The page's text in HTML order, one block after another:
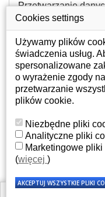
JAK WYBRAĆ
DO LAPTOPA
Odpowiedni
konkretnego
oznaczenie
na spodzie
obudowie
Przetwarzanie
osobowych
Gdzie nas
Twoje konto
Twoje konto
Dane osobowe
Adresy
Historia zamówień
Cookies settings
Używamy plików
świadczenia usług.
spersonalizowane
o wyrażenie zgody na
przetwarzanie
plików cookie.
Niezbędne pliki
Analityczne pliki
Marketingowe
(więcej )